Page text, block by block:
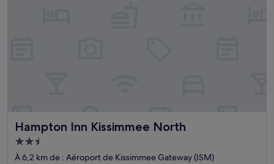
Hampton Inn Kissimmee North
Hampton Inn Kissimmee North
Hébergement
2.5 étoiles
À 6,2 km de : Aéroport de Kissimmee Gateway (ISM)